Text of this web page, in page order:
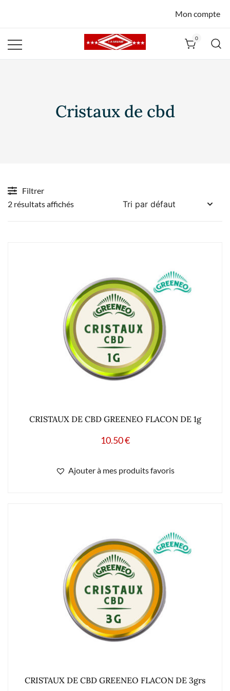
Mon compte
0
Cristaux de cbd
Filtrer
2 résultats affichés
CRISTAUX DE CBD GREENEO FLACON DE 1g
10.50€
Ajouter à mes produits favoris
CRISTAUX DE CBD GREENEO FLACON DE 3grs